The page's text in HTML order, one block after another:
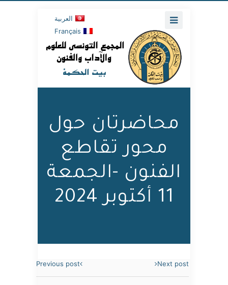
العربية
Français
محاضرتان حول
محور تقاطع
الفنون -الجمعة
11 أكتوبر 2024
Previous post Next post